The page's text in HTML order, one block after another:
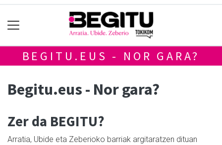
BEGITU.EUS - NOR GARA?
Begitu.eus - Nor gara?
Zer da BEGITU?
Arratia, Ubide eta Zeberioko barriak argitaratzen dituan